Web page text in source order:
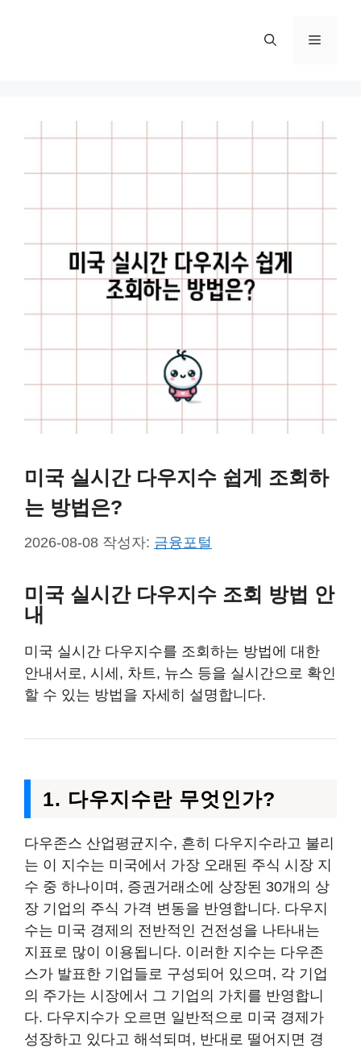
메
미국 실시간 다우지수 쉽게 조회하
는 방법은?
2026-08-08 작성자: 금융포털
미국 실시간 다우지수 조회 방법 안
내
미국 실시간 다우지수를 조회하는 방법에 대한
안내서로, 시세, 차트, 뉴스 등을 실시간으로 확인
할 수 있는 방법을 자세히 설명합니다.
1. 다우지수란 무엇인가?
다우존스 산업평균지수, 흔히 다우지수라고 불리
는 이 지수는 미국에서 가장 오래된 주식 시장 지
수 중 하나이며, 증권거래소에 상장된 30개의 상
장 기업의 주식 가격 변동을 반영합니다. 다우지
수는 미국 경제의 전반적인 건전성을 나타내는
지표로 많이 이용됩니다. 이러한 지수는 다우존
스가 발표한 기업들로 구성되어 있으며, 각 기업
의 주가는 시장에서 그 기업의 가치를 반영합니
다. 다우지수가 오르면 일반적으로 미국 경제가
성장하고 있다고 해석되며, 반대로 떨어지면 경